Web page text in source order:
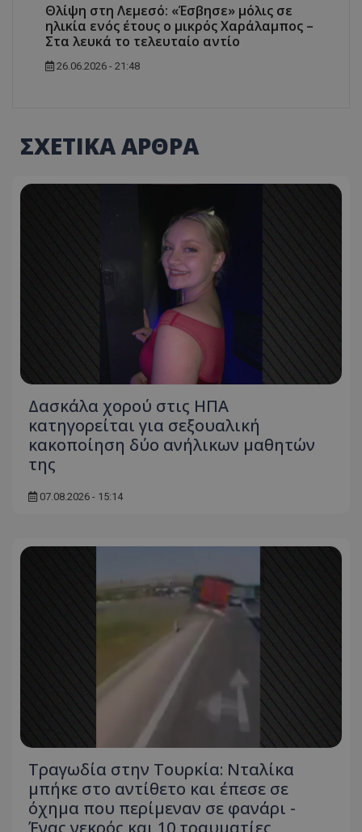
Θλίψη στη Λεμεσό: «Έσβησε» μόλις σε
ηλικία ενός έτους ο μικρός Χαράλαμπος –
Στα λευκά το τελευταίο αντίο
26.06.2026 - 21:48
ΣΧΕΤΙΚΑ ΑΡΘΡΑ
Δασκάλα χορού στις ΗΠΑ
κατηγορείται για σεξουαλική
κακοποίηση δύο ανήλικων μαθητών
της
07.08.2026 - 15:14
Τραγωδία στην Τουρκία: Νταλίκα
μπήκε στο αντίθετο και έπεσε σε
όχημα που περίμεναν σε φανάρι -
Ένας νεκρός και 10 τραυματίες